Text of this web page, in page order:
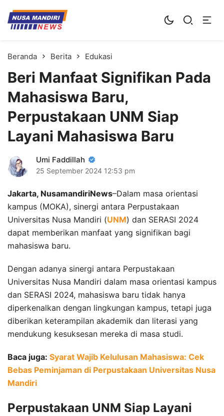
Kampus Digital Bisnis
Universitas Nusa Mandiri
Beranda Berita Edukasi
Beri Manfaat Signifikan Pada
Mahasiswa Baru,
Perpustakaan UNM Siap
Layani Mahasiswa Baru
Umi Faddillah
25 September 2024 12:53 pm
Jakarta, NusamandiriNews–Dalam masa orientasi
kampus (MOKA), sinergi antara Perpustakaan
Universitas Nusa Mandiri (UNM) dan SERASI 2024
dapat memberikan manfaat yang signifikan bagi
mahasiswa baru.
Dengan adanya sinergi antara Perpustakaan
Universitas Nusa Mandiri dalam masa orientasi kampus
dan SERASI 2024, mahasiswa baru tidak hanya
diperkenalkan dengan lingkungan kampus, tetapi juga
diberikan keterampilan akademik dan literasi yang
mendukung kesuksesan mereka di masa studi.
Baca juga: Syarat Wajib Kelulusan Mahasiswa: Cek
Bebas Peminjaman di Perpustakaan Universitas Nusa
Mandiri
Perpustakaan UNM Siap Layani